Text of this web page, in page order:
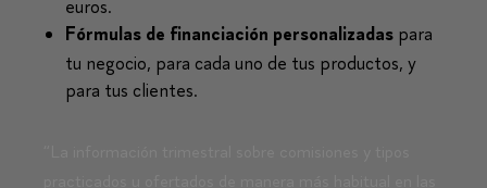
euros.
Fórmulas de financiación personalizadas para
tu negocio, para cada uno de tus productos, y
para tus clientes.